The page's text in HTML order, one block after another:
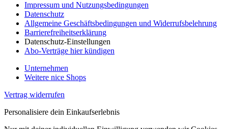
Impressum und Nutzungsbedingungen
Datenschutz
Allgemeine Geschäftsbedingungen und Widerrufsbelehrung
Barrierefreiheitserklärung
Datenschutz-Einstellungen
Abo-Verträge hier kündigen
Unternehmen
Weitere nice Shops
Vertrag widerrufen
Personalisiere dein Einkaufserlebnis